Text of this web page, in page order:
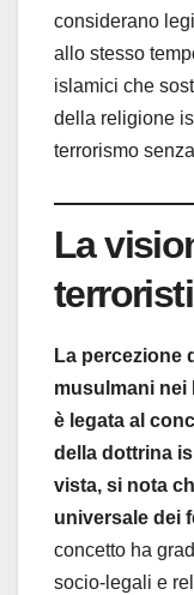
considerano
allo stesso
islamici che
della religione
terrorismo
La
La percezione
musulmani nei
è legata al
della dottrina
vista, si nota
universale dei
concetto ha
socio-legali e